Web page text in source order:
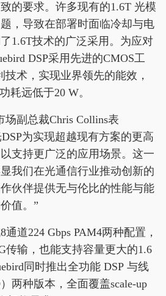
的要求。许多现有的1.6T 光模
，导致在部署时面临冷却与电
1.6T技术的广泛采用。为应对
DSP采用先进的CMOS工
技术，实现业界领先的能效，
耗远低于20 W。
场副总裁Chris Collins表
为实现超越现有方案的更高
支持更广泛的应用场景。这一
我们在光通信行业推动创新的
伙伴提供无与伦比的性能与能
值。”
道224 Gbps PAM4两种配置，
传输，也能支持容量更大的1.6
同时推出全功能 DSP 与线
两种版本，全面覆盖scale-up